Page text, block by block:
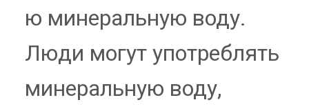
ю минеральную воду.
Люди могут употреблять
минеральную воду,